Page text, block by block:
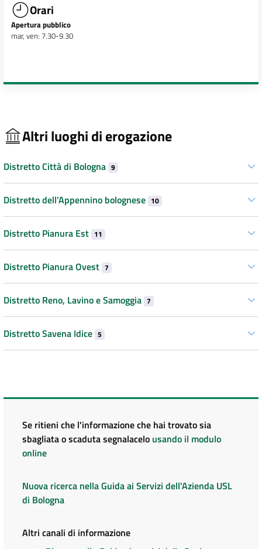
Orari
Apertura pubblico
mar, ven: 7.30-9.30
Altri luoghi di erogazione
Distretto Città di Bologna 9
Distretto dell’Appennino bolognese 10
Distretto Pianura Est 11
Distretto Pianura Ovest 7
Distretto Reno, Lavino e Samoggia 7
Distretto Savena Idice 5
Se ritieni che l'informazione che hai trovato sia
sbagliata o scaduta segnalacelo usando il modulo
online
Nuova ricerca nella Guida ai Servizi dell'Azienda USL
di Bologna
Altri canali di informazione